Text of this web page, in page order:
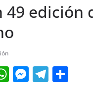
49 edición
W M T